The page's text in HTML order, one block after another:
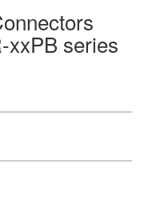
xxPB series